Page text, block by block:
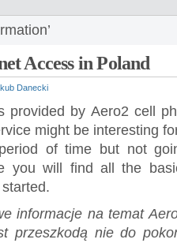
Access in Poland
Danecki
provided by Aero2 cell
might be interesting
of time but not
you will find all the
informacje na temat
przeszkodą nie do